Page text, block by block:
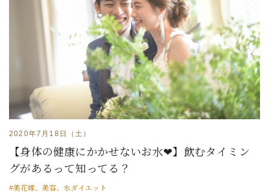
2020年7月18日（土）
【身体の健康にかかせないお水❤】飲むタイミン
グがあるって知ってる？
#美花嫁、美容、水ダイエット